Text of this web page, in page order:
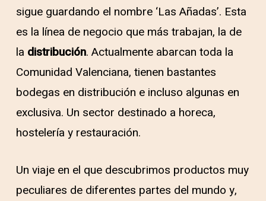
sigue guardando el nombre ‘Las Añadas’. Esta
es la línea de negocio que más trabajan, la de
la distribución. Actualmente abarcan toda la
Comunidad Valenciana, tienen bastantes
bodegas en distribución e incluso algunas en
exclusiva. Un sector destinado a horeca,
hostelería y restauración.
Un viaje en el que descubrimos productos muy
peculiares de diferentes partes del mundo y,